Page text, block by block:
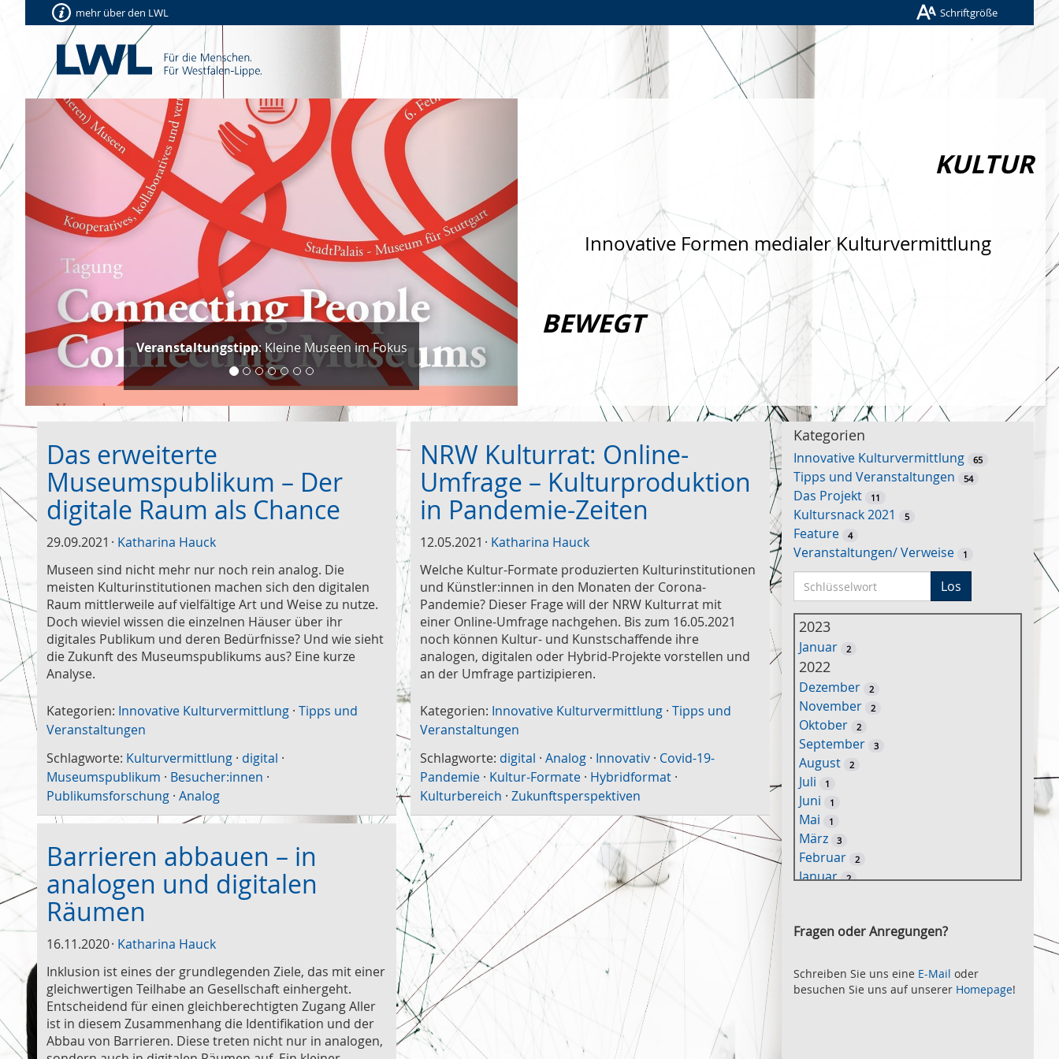
mehr über den LWL Schriftgröße
Veranstaltungstipp: Kleine Museen im Fokus
Vorherige
KULTUR
Innovative Formen medialer Kulturvermittlung
BEWEGT
Das erweiterte
Museumspublikum – Der
digitale Raum als Chance
29.09.2021
Katharina Hauck
Museen sind nicht mehr nur noch rein analog. Die
meisten Kulturinstitutionen machen sich den digitalen
Raum mittlerweile auf vielfältige Art und Weise zu nutze.
Doch wieviel wissen die einzelnen Häuser über ihr
digitales Publikum und deren Bedürfnisse? Und wie sieht
die Zukunft des Museumspublikums aus? Eine kurze
Analyse.
Kategorien: Innovative Kulturvermittlung · Tipps und
Veranstaltungen
Schlagworte: Kulturvermittlung · digital ·
Museumspublikum · Besucher:innen ·
Publikumsforschung · Analog
NRW Kulturrat: Online-
Umfrage – Kulturproduktion
in Pandemie-Zeiten
12.05.2021
Katharina Hauck
Welche Kultur-Formate produzierten Kulturinstitutionen
und Künstler:innen in den Monaten der Corona-
Pandemie? Dieser Frage will der NRW Kulturrat mit
einer Online-Umfrage nachgehen. Bis zum 16.05.2021
noch können Kultur- und Kunstschaffende ihre
analogen, digitalen oder Hybrid-Projekte vorstellen und
an der Umfrage partizipieren.
Kategorien: Innovative Kulturvermittlung ·Tipps und
Veranstaltungen
Schlagworte: digital ·Analog · Innovativ · Covid-19-
Pandemie · Kultur-Formate · Hybridformat ·
Kulturbereich ·Zukunftsperspektiven
Barrieren abbauen – in
analogen und digitalen
Räumen
16.11.2020 Katharina Hauck
Inklusion ist eines der grundlegenden Ziele, das mit einer
gleichwertigen Teilhabe an Gesellschaft einhergeht.
Entscheidend für einen gleichberechtigten Zugang Aller
ist in diesem Zusammenhang die Identifikation und der
Abbau von Barrieren. Diese treten nicht nur in analogen,
Kategorien
Innovative Kulturvermittlung 65
Tipps und Veranstaltungen 54
Das Projekt 11
Kultursnack 2021 5
Feature 4
Veranstaltungen/ Verweise 1
c
h
ü
w
o
r
u
c
Los
2023
Januar 2
2022
Dezember 2
November 2
Oktober 2
September 3
August 2
Juli 1
Juni 1
Mai 1
März 3
Februar 2
Januar 2
Oktober 2
August 2
Juli 2
Fragen oder Anregungen?
Schreiben Sie uns eine E-Mail oder
besuchen Sie uns auf unserer Homepage!